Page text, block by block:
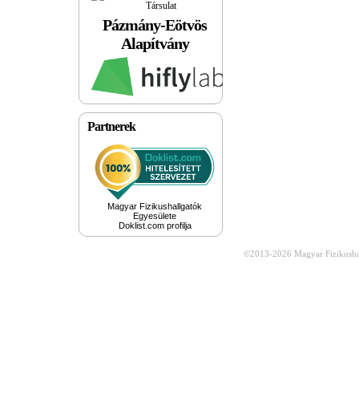
Pázmány-Eötvös
Alapítvány
Partnerek
Magyar Fizikushallgatók
Egyesülete
Doklist.com profilja
©2013-2026 Magyar